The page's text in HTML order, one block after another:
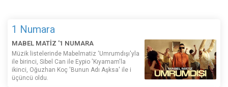
1 Numara
MABEL MATİZ '1 NUMARA
Müzik listelerinde Mabelmatiz ‘Umrumdışı'yla
ile birinci, Sibel Can ile Eypio 'Kıyamam'la
ikinci, Oğuzhan Koç 'Bunun Adı Aşksa' ile i
üçüncü oldu.